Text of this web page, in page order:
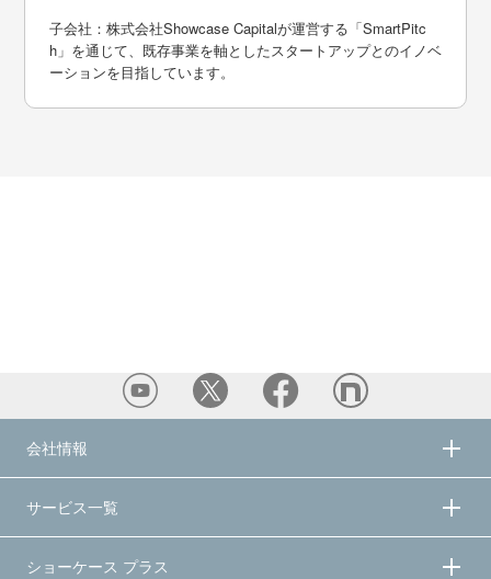
子会社：株式会社Showcase Capitalが運営する「SmartPitc
h」を通じて、既存事業を軸としたスタートアップとのイノベ
ーションを目指しています。
会社情報
サービス一覧
ショーケース プラス